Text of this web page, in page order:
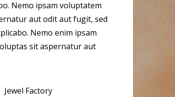
Nemo ipsam voluptatem
aut odit aut fugit, sed
Nemo enim ipsam
sit aspernatur aut
Jewel Factory